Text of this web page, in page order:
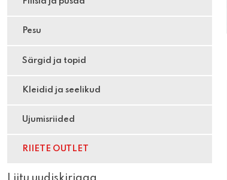
Pesu
Särgid ja topid
Kleidid ja seelikud
Ujumisriided
RIIETE OUTLET